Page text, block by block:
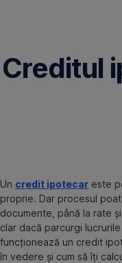
Creditul
Un credit ipotecar este
proprie. Dar procesul
documente, până la rate
clar dacă parcurgi
funcționează un credit
în vedere și cum să îți